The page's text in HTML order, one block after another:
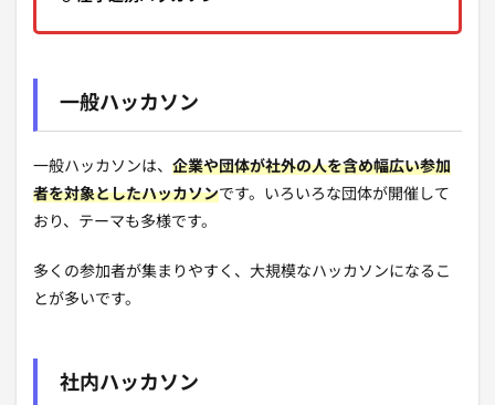
一般ハッカソン
一般ハッカソンは、 企業や団体が社外の人を含め幅広い参加
者を対象としたハッカソンです。いろいろな団体が開催して
おり、テーマも多様です。
多くの参加者が集まりやすく、大規模なハッカソンになるこ
とが多いです。
社内ハッカソン